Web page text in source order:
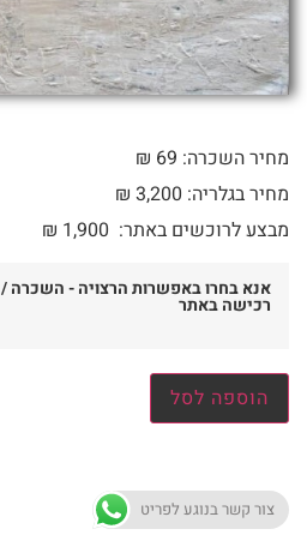
מחיר השכרה: 69 ₪
מחיר בגלריה: 3,200 ₪
מבצע לרוכשים באתר:
₪ 1,900
אנא בחרו באפשרות הרצויה - השכרה /
רכישה באתר
הוספה לסל
צור קשר בנוגע לפריט